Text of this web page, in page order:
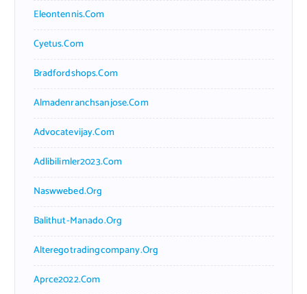
Eleontennis.com
Cyetus.com
Bradfordshops.com
Almadenranchsanjose.com
Advocatevijay.com
Adlibilimler2023.com
Naswwebed.org
Balithut-Manado.org
Alteregotradingcompany.org
Aprce2022.com